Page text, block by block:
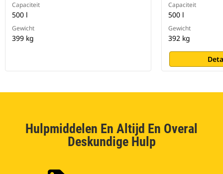
Capaciteit
500 l
Gewicht
399 kg
Capaciteit
500 l
Gewicht
392 kg
Hulpmiddelen En Altijd En Overal
Deskundige Hulp